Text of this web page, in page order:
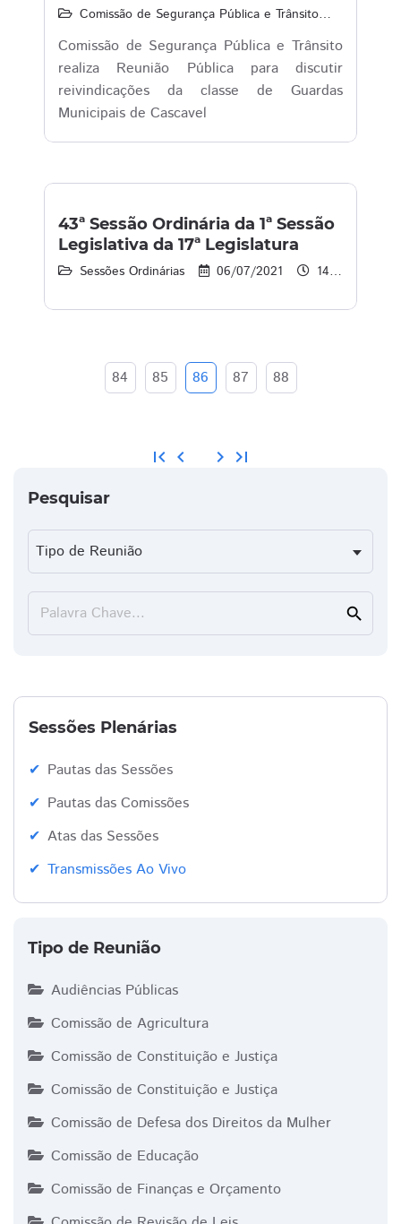
Comissão de Segurança Pública e Trânsito
Comissão de Segurança Pública e Trânsito
realiza Reunião Pública para discutir
reivindicações da classe de Guardas
Municipais de Cascavel
43ª Sessão Ordinária da 1ª Sessão
Legislativa da 17ª Legislatura
Sessões Ordinárias 06/07/2021 14:02 às 16:00
first_page chevron_left
84 85 86 87 88
chevron_right last_page
Pesquisar
Palavra Chave... search
Sessões Plenárias
Pautas das Sessões
Pautas das Comissões
Atas das Sessões
Transmissões Ao Vivo
Tipo de Reunião
Audiências Públicas
Comissão de Agricultura
Comissão de Constituição e Justiça
Comissão de Constituição e Justiça
Comissão de Defesa dos Direitos da Mulher
Comissão de Educação
Comissão de Finanças e Orçamento